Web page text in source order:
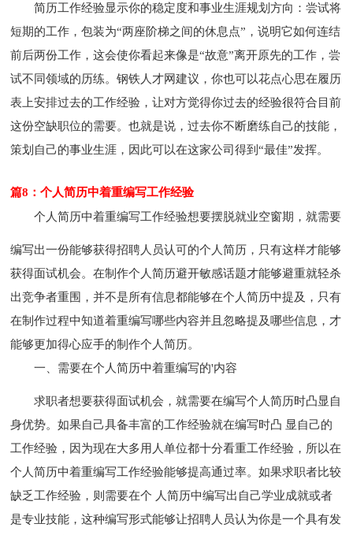
简历工作经验显示你的稳定度和事业生涯规划方向：尝试将
短期的工作，包装为“两座阶梯之间的休息点”，说明它如何连结
前后两份工作，这会使你看起来像是“故意”离开原先的工作，尝
试不同领域的历练。钢铁人才网建议，你也可以花点心思在履历
表上安排过去的工作经验，让对方觉得你过去的经验很符合目前
这份空缺职位的需要。也就是说，过去你不断磨练自己的技能，
策划自己的事业生涯，因此可以在这家公司得到“最佳”发挥。
篇8：个人简历中着重编写工作经验
个人简历中着重编写工作经验想要摆脱就业空窗期，就需要
编写出一份能够获得招聘人员认可的个人简历，只有这样才能够
获得面试机会。在制作个人简历避开敏感话题才能够避重就轻杀
出竞争者重围，并不是所有信息都能够在个人简历中提及，只有
在制作过程中知道着重编写哪些内容并且忽略提及哪些信息，才
能够更加得心应手的制作个人简历。
一、需要在个人简历中着重编写的'内容
求职者想要获得面试机会，就需要在编写个人简历时凸显自
身优势。如果自己具备丰富的工作经验就在编写时凸 显自己的
工作经验，因为现在大多用人单位都十分看重工作经验，所以在
个人简历中着重编写工作经验能够提高通过率。如果求职者比较
缺乏工作经验，则需要在个 人简历中编写出自己学业成就或者
是专业技能，这种编写形式能够让招聘人员认为你是一个具有发